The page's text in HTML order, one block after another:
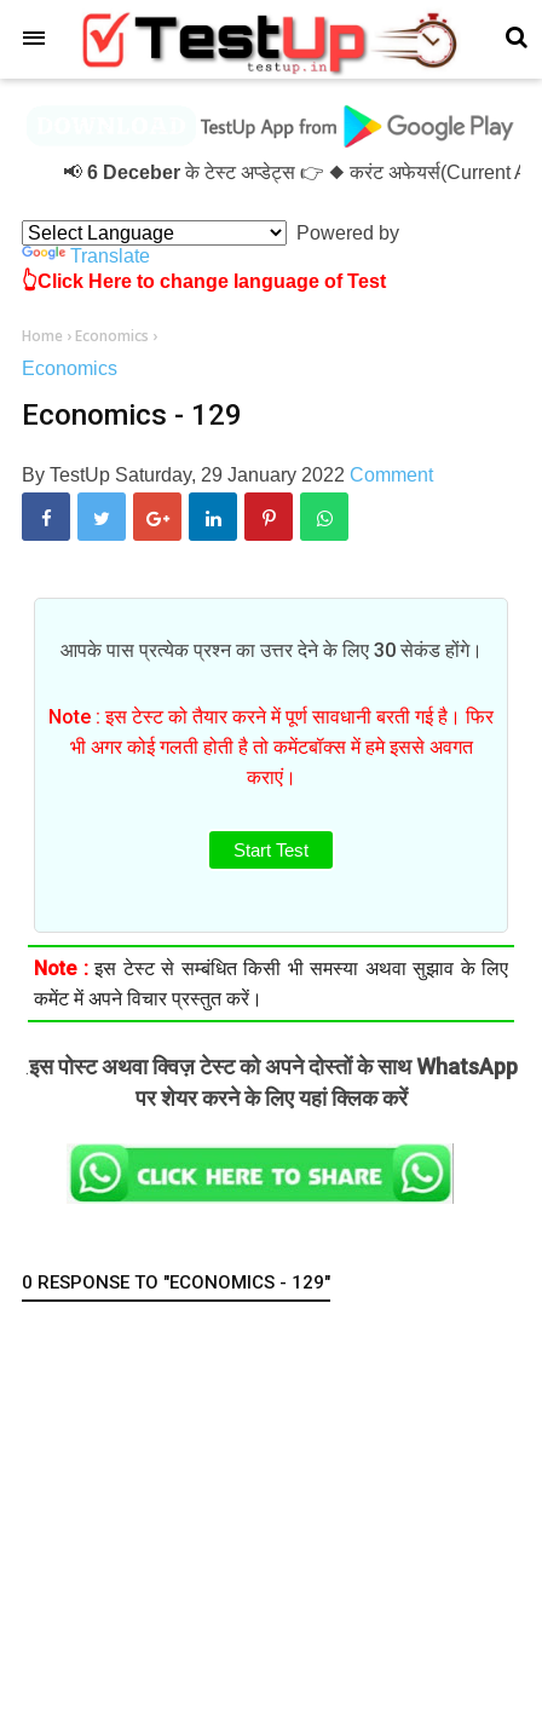
6 Deceberके टेस्ट अप्डेट्स 👉 ◆ करंट अफेयर्स(Current
Powered by
Translate
👆Click Here to change language of Test
Home › Economics ›
Economics
Economics - 129
By TestUp Saturday, 29 January 2022 Comment
आपके पास प्रत्येक प्रश्न का उत्तर देने के लिए 30 सेकंड होंगे।
Note : इस टेस्ट को तैयार करने में पूर्ण सावधानी बरती गई है। फिर
भी अगर कोई गलती होती है तो कमेंटबॉक्स में हमे इससे अवगत
कराएं।
Start Test
Note :इस टेस्ट से सम्बंधित किसी भी समस्या अथवा सुझाव के लिए
कमेंट में अपने विचार प्रस्तुत करें।
.इस पोस्ट अथवा क्विज़ टेस्ट को अपने दोस्तों के साथ WhatsApp
पर शेयर करने के लिए यहां क्लिक करें
0 RESPONSE TO "ECONOMICS - 129"